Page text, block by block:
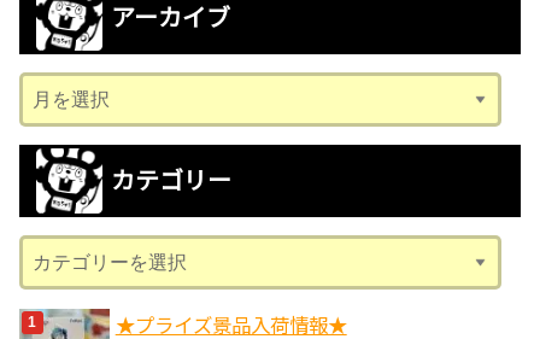
アーカイブ
ー
カ
ブ
カテゴリー
テ
ゴ
★プライズ景品入荷情報★